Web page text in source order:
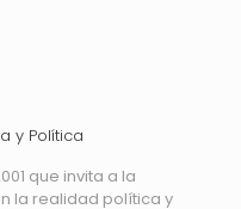
y Política
que invita a la
la realidad política y